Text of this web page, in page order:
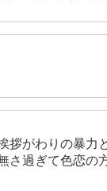
拶がわりの暴力
さ過ぎて色恋の